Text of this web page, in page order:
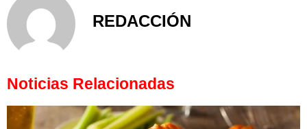
REDACCIÓN
Noticias Relacionadas